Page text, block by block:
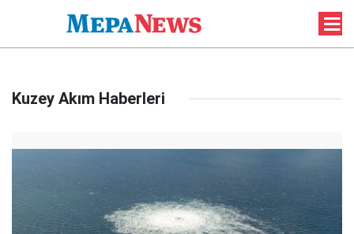
Kuzey Akım Haberleri